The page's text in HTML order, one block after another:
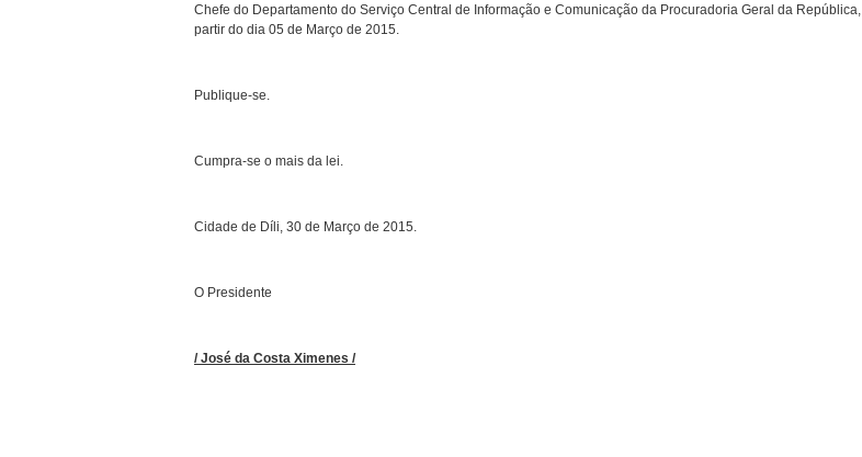
Chefe do Departamento do Serviço Central de Informação e Comunicação da Procuradoria Geral da
partir do dia 05 de Março de 2015.
Publique-se.
Cumpra-se o mais da lei.
Cidade de Díli, 30 de Março de 2015.
O Presidente
/ José da Costa Ximenes /